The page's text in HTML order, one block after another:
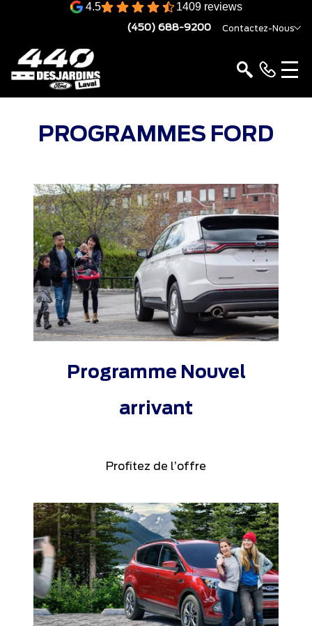
4.5 1409 reviews
(450) 688-9200 Contactez-Nous
PROGRAMMES FORD
Programme Nouvel
arrivant
Profitez de l’offre